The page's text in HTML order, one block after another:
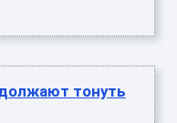
тонуть